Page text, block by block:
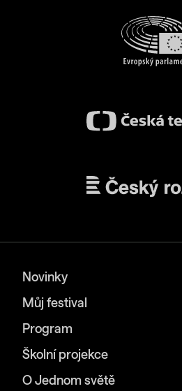
Novinky
Můj festival
Program
Školní projekce
O Jednom světě